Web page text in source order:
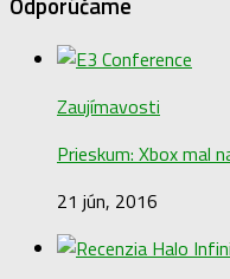
Zaujímavosti
Prieskum: Xbox mal
21 jún, 2016